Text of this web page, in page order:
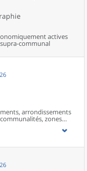
actives
communal
arrondissements
zones
aires d’attraction des